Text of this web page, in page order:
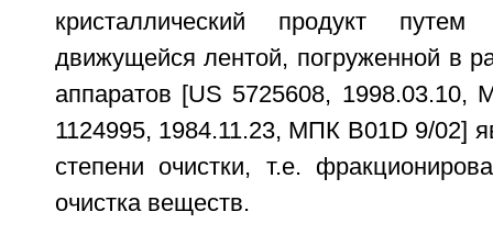
кристаллический продукт путем
движущейся лентой, погруженной в
аппаратов [US 5725608,
1124995, 1984.11.23, МПК B01D 9/02]
степени очистки, т.е.
очистка веществ.